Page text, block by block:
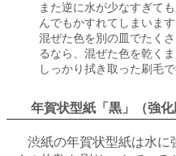
また逆に水が少なすぎて
んでもかすれてしまいます
混ぜた色を別の皿でたく
るなら、混ぜた色を乾く
しっかり拭き取った刷毛
年賀状型紙「黒」（強
渋紙の年賀状型紙は水に